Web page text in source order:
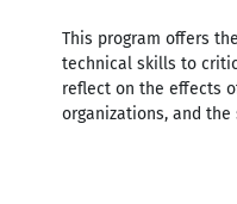
This program offers
technical skills to
reflect on the effects
organizations, and